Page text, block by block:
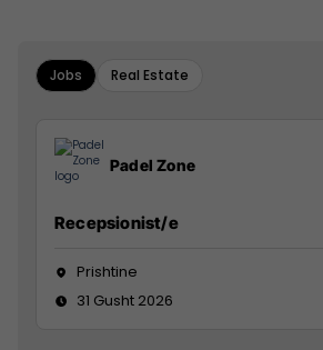
Jobs Real Estate
Padel Zone
Recepsionist/e
Prishtine
31 Gusht 2026